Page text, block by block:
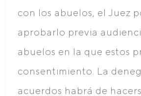
con los abuelos, el Juez
aprobarlo previa
abuelos en la que estos
consentimiento. La
acuerdos habrá de